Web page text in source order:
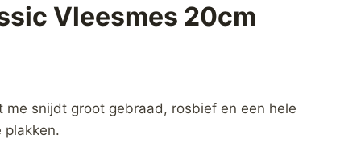
Vleesmes 20cm
me snijdt groot gebraad, rosbief en een hele
plakken.